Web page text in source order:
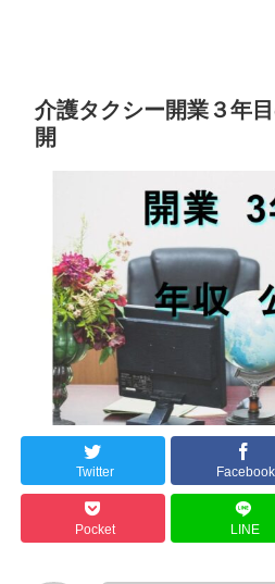
介護タクシー開業３年
開
Twitter Facebook
Pocket LINE